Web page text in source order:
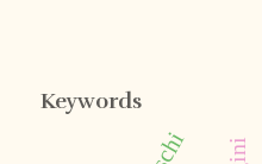
Keywords